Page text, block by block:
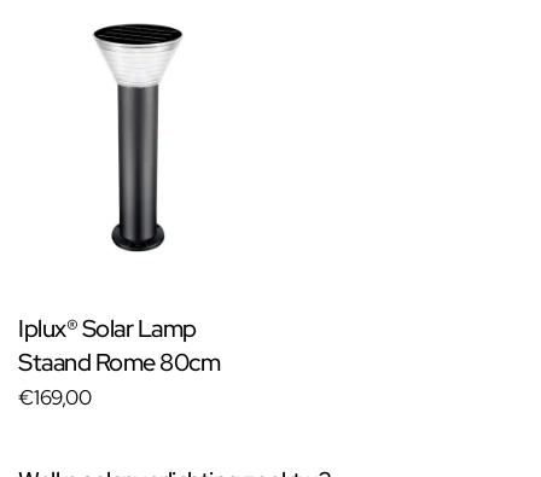
Iplux® Solar Lamp
Staand Rome 80cm
€169,00